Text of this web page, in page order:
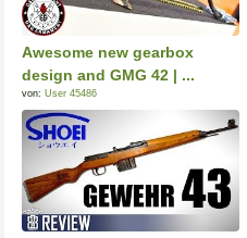
Awesome new gearbox
design and GMG 42 | ...
von: User 45486